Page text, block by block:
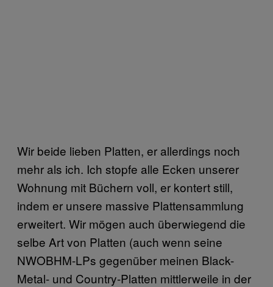
Wir beide lieben Platten, er allerdings noch
mehr als ich. Ich stopfe alle Ecken unserer
Wohnung mit Büchern voll, er kontert still,
indem er unsere massive Plattensammlung
erweitert. Wir mögen auch überwiegend die
selbe Art von Platten (auch wenn seine
NWOBHM-LPs gegenüber meinen Black-
Metal- und Country-Platten mittlerweile in der